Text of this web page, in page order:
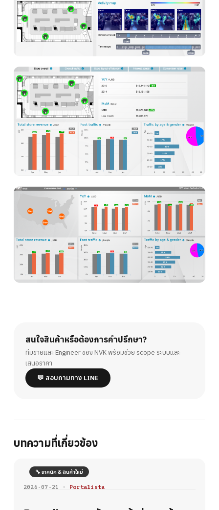
สนใจสินค้าหรือต้องการคำปรึกษา?
ทีมขายและ Engineer ของ NVK พร้อมช่วย scope ระบบและ
เสนอราคา
💬 สอบถามทาง LINE
บทความที่เกี่ยวข้อง
🔧 เทคนิค & สินค้าใหม่
2026-07-21 · Portalista